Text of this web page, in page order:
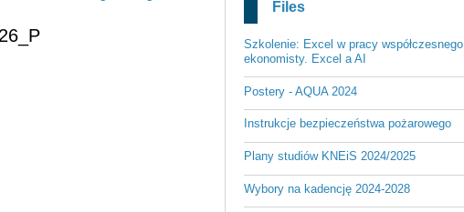
Files
Szkolenie: Excel w pracy współczesnego
ekonomisty. Excel a AI
Postery - AQUA 2024
Instrukcje bezpieczeństwa pożarowego
Plany studiów KNEiS 2024/2025
Wybory na kadencję 2024-2028